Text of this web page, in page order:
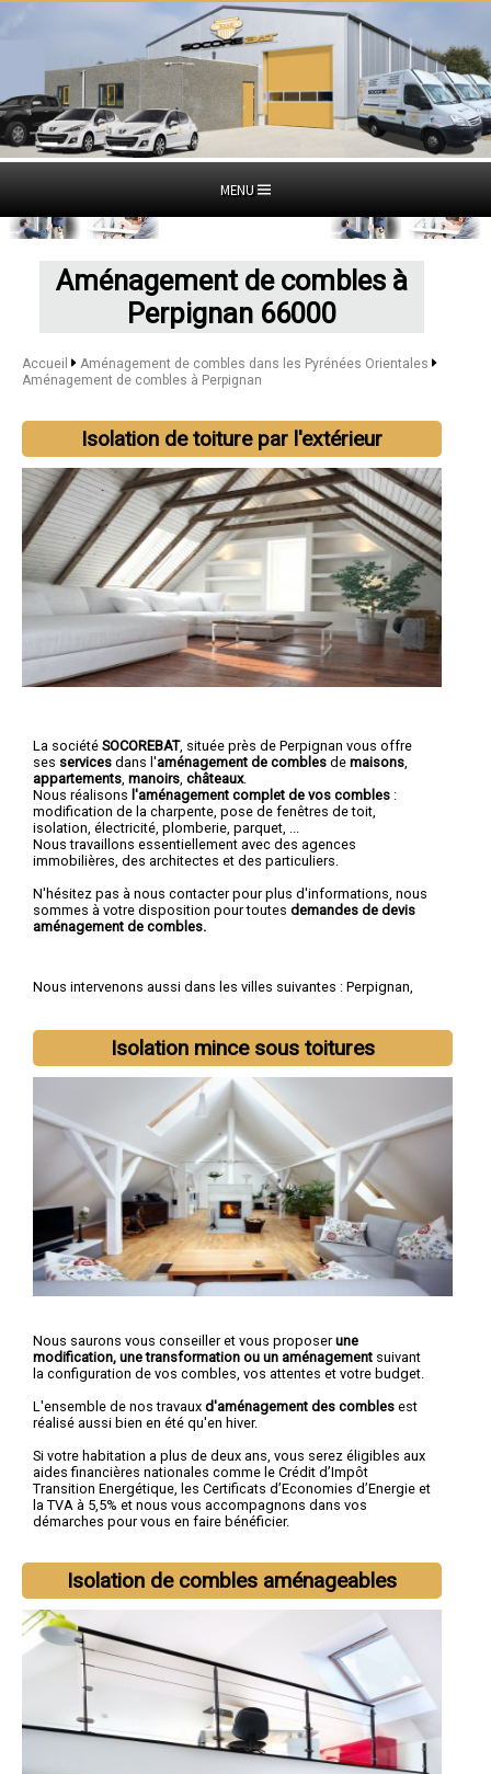
MENU
Aménagement de combles à
Perpignan 66000
Accueil
Aménagement de combles dans les Pyrénées Orientales
Aménagement de combles à Perpignan
Isolation de toiture par l'extérieur
La société SOCOREBAT, située près de Perpignan vous offre
ses services dans l'aménagement de combles de maisons
appartements manoirs châteaux.
Nous réalisons l'aménagement complet de vos combles :
modification de la charpente, pose de fenêtres de toit,
isolation, électricité, plomberie, parquet, ...
Nous travaillons essentiellement avec des agences
immobilières, des architectes et des particuliers.
N'hésitez pas à nous contacter pour plus d'informations, nous
sommes à votre disposition pour toutes demandes de devis
aménagement de combles.
Nous intervenons aussi dans les villes suivantes : Perpignan,
Elne
Isolation mince sous toitures
Nous saurons vous conseiller et vous proposerune
modification, une transformation ou un aménagement suivant
la configuration de vos combles, vos attentes et votre budget.
L'ensemble de nos travaux d'aménagement des combles est
réalisé aussi bien en été qu'en hiver.
Si votre habitation a plus de deux ans, vous serez éligibles aux
aides financières nationales comme le Crédit d’Impôt
Transition Energétique, les Certificats d’Economies d’Energie et
la TVA à 5,5% et nous vous accompagnons dans vos
démarches pour vous en faire bénéficier.
Isolation de combles aménageables